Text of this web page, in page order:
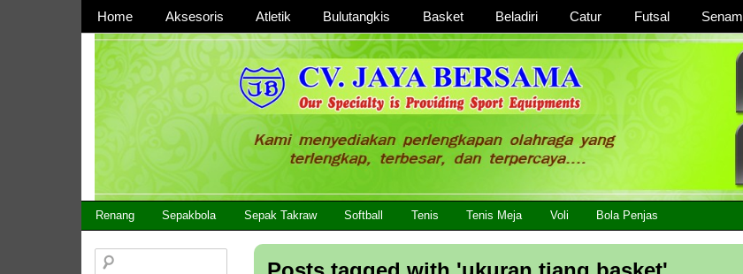
Home Aksesoris Atletik Bulutangkis Basket Beladiri Catur Futsal Senam
CV JAYA BERSAMA Co Id
Menyediakan Semua Perlengkapan Olahraga Yang Lengkap, Berkualitas Dengan Harga Yang Murah
Page 2
Renang Sepakbola Sepak Takraw Softball Tenis Tenis Meja Voli Bola Penjas